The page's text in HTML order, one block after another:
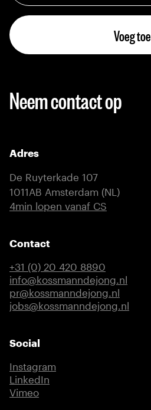
Voeg toe
Neem contact op
Adres
De Ruyterkade 107
1011AB Amsterdam (NL)
(externe link)
4min lopen vanaf CS
Contact
+31 (0) 20 420 8890
info@kossmanndejong.nl
pr@kossmanndejong.nl
jobs@kossmanndejong.nl
Social
Instagram
LinkedIn
Vimeo